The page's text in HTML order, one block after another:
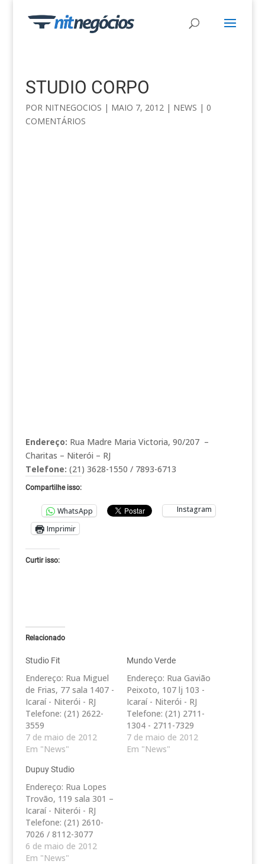
STUDIO CORPO
POR NITNEGOCIOS | MAIO 7, 2012| NEWS | 0
COMENTÁRIOS
Endereço: Rua Madre Maria Victoria, 90/207 –
Charitas – Niterói – RJ
Telefone: (21) 3628-1550 / 7893-6713
Compartilhe isso:
WhatsApp
Instagram
Imprimir
Curtir isso:
Relacionado
Studio Fit
Endereço: Rua Miguel
de Frias, 77 sala 1407 -
Icaraí - Niterói - RJ
Telefone: (21) 2622-
3559
7 de maio de 2012
Em "News"
Mundo Verde
Endereço: Rua Gavião
Peixoto, 107 lj 103 -
Icaraí - Niterói - RJ
Telefone: (21) 2711-
1304 - 2711-7329
Endereço: Rua
Conceição, 163 -
7 de maio de 2012
Em "News"
Dupuy Studio
Endereço: Rua Lopes
Trovão, 119 sala 301 –
Icaraí - Niterói - RJ
Telefone: (21) 2610-
7026 / 8112-3077
6 de maio de 2012
Em "News"